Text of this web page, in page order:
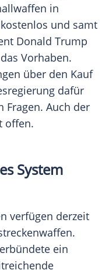
in
und samt
Donald Trump
Vorhaben.
über den Kauf
dafür
Fragen. Auch der
offen.
System
verfügen derzeit
ein